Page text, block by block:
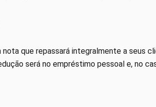
nota que repassará integralmente a seus
será no empréstimo pessoal e, no